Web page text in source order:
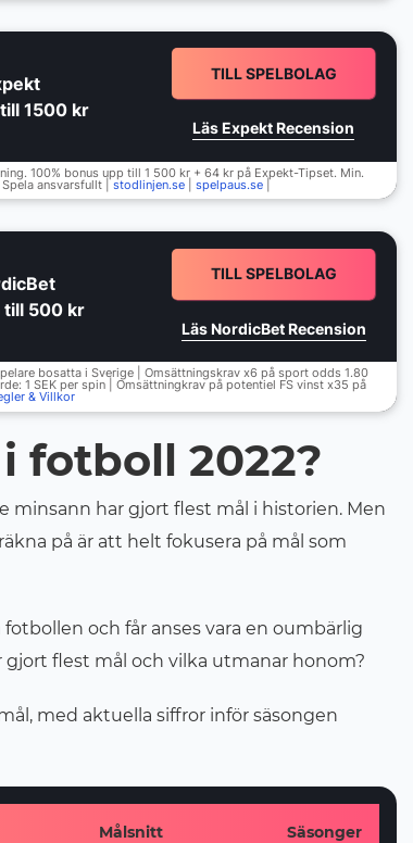
1500 kr
TILL SPELBOLAG
Läs Expekt Recension
100% bonus upp till 1 500 kr + 64 kr på Expekt-Tipset. Min.
Spela ansvarsfullt |stodlinjen.se spelpaus.se |
till 500 kr
TILL SPELBOLAG
Läs NordicBet Recension
bosatta i Sverige | Omsättningskrav x6 på sport odds 1.80
1 SEK per spin | Omsättningkrav på potentiel FS vinst x35 på
& Villkor
fotboll 2022?
minsann har gjort flest mål i historien. Men
på är att helt fokusera på mål som
och får anses vara en oumbärlig
gjort flest mål och vilka utmanar honom?
med aktuella siffror inför säsongen
Målsnitt Säsonger